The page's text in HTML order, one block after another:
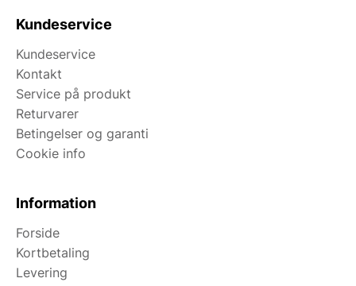
Kundeservice
Kundeservice
Kontakt
Service på produkt
Returvarer
Betingelser og garanti
Cookie info
Information
Forside
Kortbetaling
Levering